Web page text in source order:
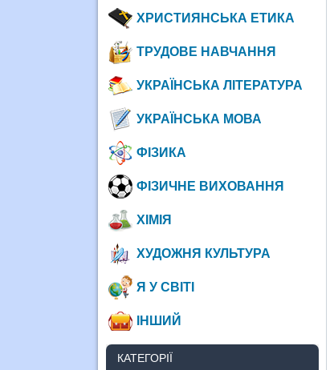
ХРИСТИЯНСЬКА ЕТИКА
ТРУДОВЕ НАВЧАННЯ
УКРАЇНСЬКА ЛІТЕРАТУРА
УКРАЇНСЬКА МОВА
ФІЗИКА
ФІЗИЧНЕ ВИХОВАННЯ
ХІМІЯ
ХУДОЖНЯ КУЛЬТУРА
Я У СВІТІ
ІНШИЙ
КАТЕГОРІЇ